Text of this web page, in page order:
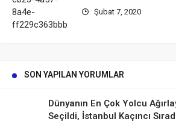
Şubat 7, 2020
SON YAPILAN YORUMLAR
Dünyanın En Çok Yolcu
Seçildi, İstanbul Kaçıncı